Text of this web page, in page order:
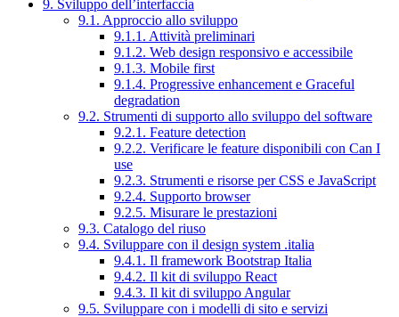
9. Sviluppo dell’interfaccia
9.1. Approccio allo sviluppo
9.1.1. Attività preliminari
9.1.2. Web design responsivo e accessibile
9.1.3. Mobile first
9.1.4. Progressive enhancement e Graceful
degradation
9.2. Strumenti di supporto allo sviluppo del software
9.2.1. Feature detection
9.2.2. Verificare le feature disponibili con Can I
use
9.2.3. Strumenti e risorse per CSS e JavaScript
9.2.4. Supporto browser
9.2.5. Misurare le prestazioni
9.3. Catalogo del riuso
9.4. Sviluppare con il design system .italia
9.4.1. Il framework Bootstrap Italia
9.4.2. Il kit di sviluppo React
9.4.3. Il kit di sviluppo Angular
9.5. Sviluppare con i modelli di sito e servizi